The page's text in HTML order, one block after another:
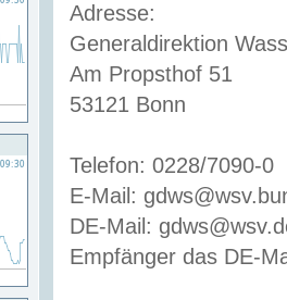
Adresse:
Generaldirektion
Am Propsthof 51
53121 Bonn
Telefon: 0228/7090-0
E-Mail:
DE-Mail:
Empfänger das DE-